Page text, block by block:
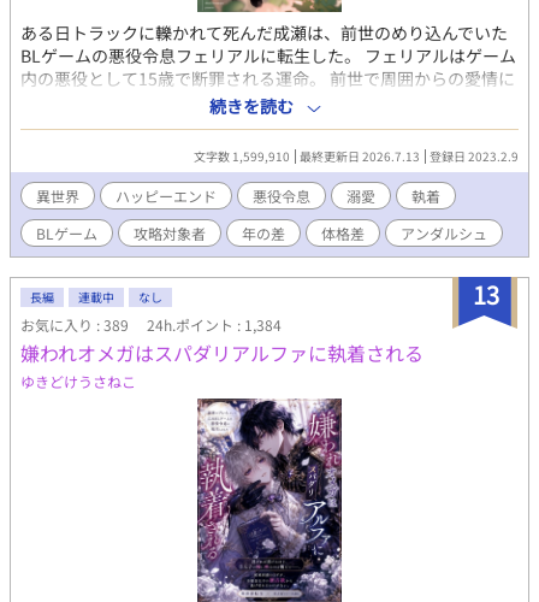
ある日トラックに轢かれて死んだ成瀬は、前世のめり込んでいた
BLゲームの悪役令息フェリアルに転生した。 フェリアルはゲーム
内の悪役として15歳で断罪される運命。 前世で周囲からの愛情に
恵まれなかった成瀬は、今世でも誰にも愛されない事実に絶望
し、転生直後にゲーム通りの人生を受け入れようと諦観する。 声
すら発さず、家族に対しても無反応を貫き人形のように接するフ
ェリアル。そんなフェリアルに周囲の過保護と溺愛は予想外に増
していき、いつの間にかゲームのシナリオとズレた展開が巻き起
こっていく。 気付けば兄達は勿論、妖艶な魔塔主や最恐の暗殺
者、次期大公に皇太子…ゲームの攻略対象者達がフェリアルに執
着するようになり…――？ 周囲の愛に疎い悪役令息の無自覚総愛
されライフ。 ※最終的に固定カプ
続きを読む
文字数 1,599,910 最終更新日 2026.7.13 登録日 2023.2.9
異世界 ハッピーエンド 悪役令息 溺愛
執着
BLゲーム
攻略対象者 年の差 体格差 アンダルシュ
13
長編 連載中 なし
お気に入り : 389 24h.ポイント : 1,384
嫌われオメガはスパダリアルファに執着される
ゆきどけうさねこ